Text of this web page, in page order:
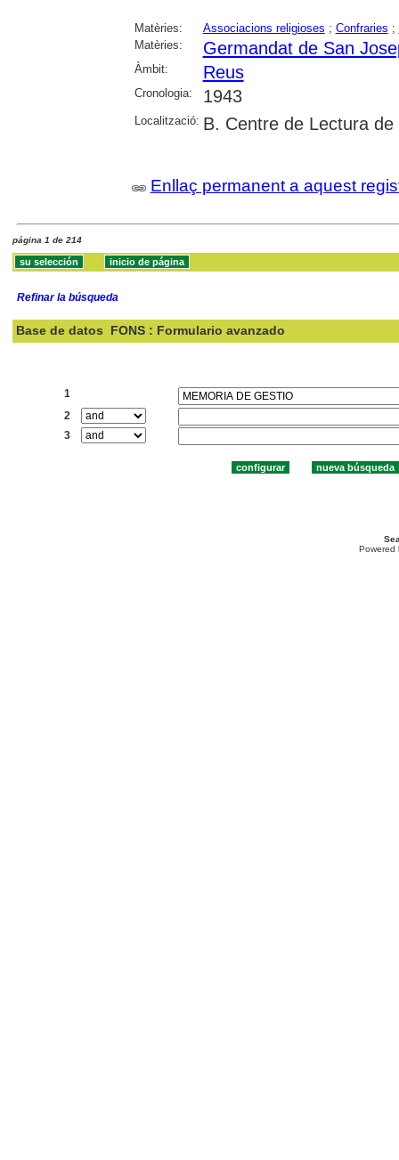
Matèries: Associacions religioses ; Confraries ;
Matèries:
Germandat de San
Àmbit: Reus
Cronologia: 1943
Localització: B. Centre de Lectura de
Enllaç permanent a aquest
página 1 de 214
Refinar la búsqueda
Base de datos FONS : Formulario avanzado
1
2
3